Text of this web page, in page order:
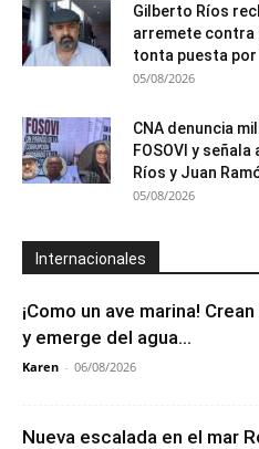
Gilberto Ríos
arremete contra
tonta puesta por
05/08/2026
CNA denuncia
FOSOVI y
Ríos y Juan
05/08/2026
Internacionales
¡Como un ave marina!
y emerge del agua...
Karen - 06/08/2026
Nueva escalada en el mar